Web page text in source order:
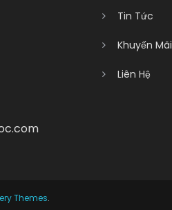
Tin Tức
Khuyến Mãi
Liên Hệ
Themes.